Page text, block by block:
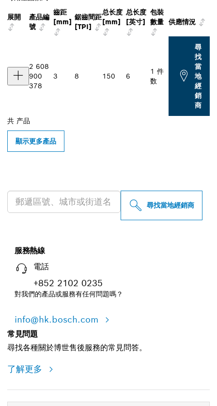
展開
產品編
號
齒距
[mm]
鋸齒間距
[TPI]
总长度
[mm]
总长度
[英寸]
包裝
數量 供應情況
2 608
900
378
3 8 150 6
1 件
数
尋
找
當
地
經
銷
商
共 产品
顯示更多產品
尋找當地經銷商
服務熱線
電話
+852 2102 0235
對我們的產品或服務有任何問題嗎？
info@hk.bosch.com
常見問題
尋找各種關於博世售後服務的常見問答。
了解更多